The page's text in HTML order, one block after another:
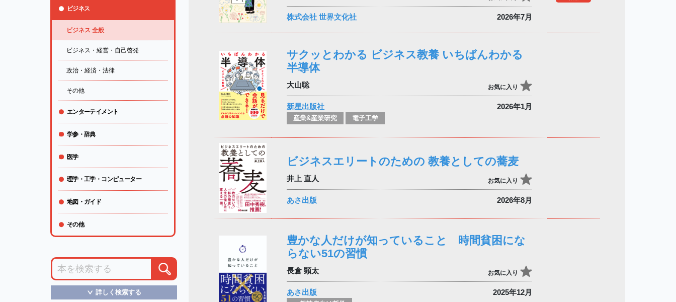
株式会社 世界文化社 2026年7月
サクッとわかる ビジネス教養 いちばんわかる
半導体
大山聡 お気に入り
新星出版社 2026年1月
産業&産業研究 電子工学
ビジネスエリートのための 教養としての蕎麦
井上 直人 お気に入り
あさ出版 2026年8月
豊かな人だけが知っていること 時間貧困にな
らない51の習慣
長倉 顕太 お気に入り
あさ出版 2025年12月
ビジネス
ビジネス 全般
ビジネス・経営・自己啓発
政治・経済・法律
その他
エンターテイメント
学参・辞典
医学
理学・工学・コンピューター
地図・ガイド
その他
＞詳しく検索する